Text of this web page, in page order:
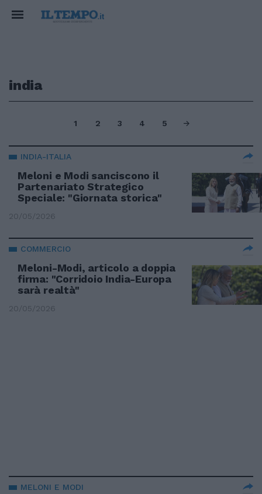
india
1 2 3 4 5
INDIA-ITALIA
Meloni e Modi sanciscono il
Partenariato Strategico
Speciale: "Giornata storica"
20/05/2026
COMMERCIO
Meloni-Modi, articolo a doppia
firma: "Corridoio India-Europa
sarà realtà"
20/05/2026
MELONI E MODI